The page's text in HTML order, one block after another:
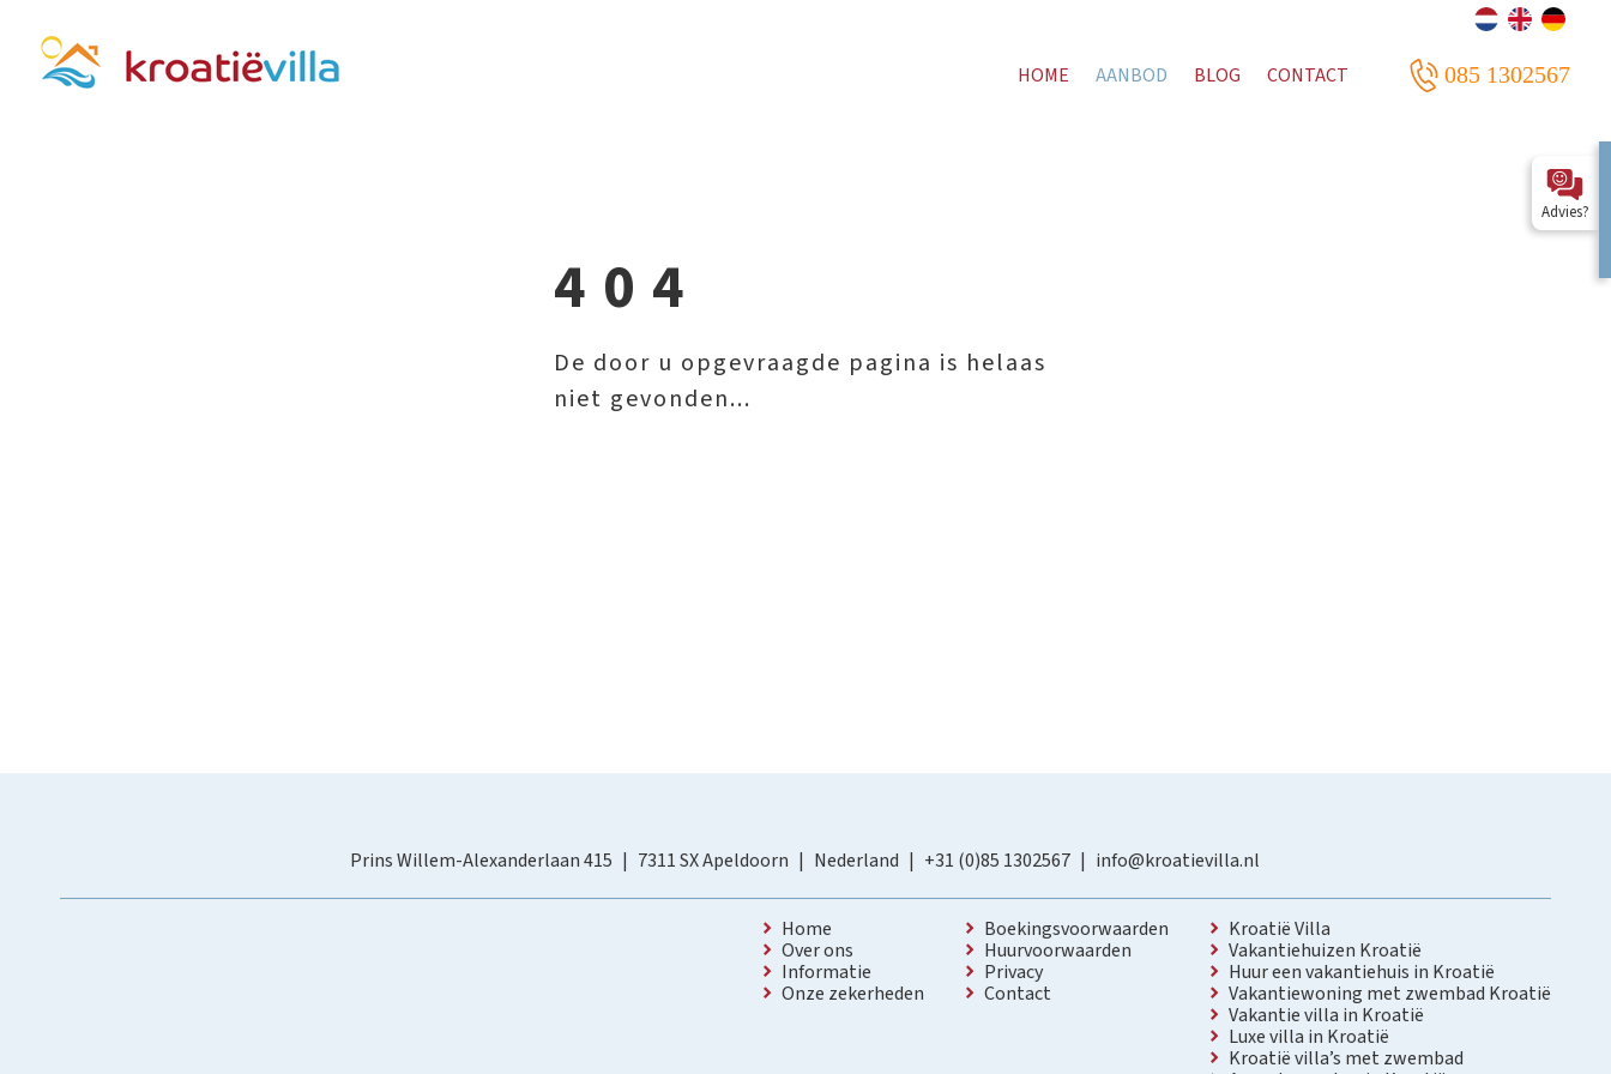
HOME AANBOD BLOG CONTACT 085 1302567
404
De door u opgevraagde pagina is helaas
niet gevonden...
Prins Willem-Alexanderlaan 415 7311 SX Apeldoorn Nederland +31 (0)85 1302567 info@kroatievilla.nl
Home
Over ons
Informatie
Onze zekerheden
Boekingsvoorwaarden
Huurvoorwaarden
Privacy
Contact
Kroatië Villa
Vakantiehuizen Kroatië
Huur een vakantiehuis in Kroatië
Vakantiewoning met zwembad Kroatië
Vakantie villa in Kroatië
Luxe villa in Kroatië
Kroatië villa’s met zwembad
Advies?